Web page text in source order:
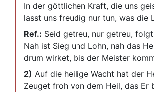
In der göttlichen Kraft, die uns
lasst uns freudig nur tun, was die
Ref.: Seid getreu, nur getreu,
Nah ist Sieg und Lohn, nah das
drum wirket, bis der Meister
2) Auf die heilige Wacht hat der
Zeuget froh von dem Heil, das Er